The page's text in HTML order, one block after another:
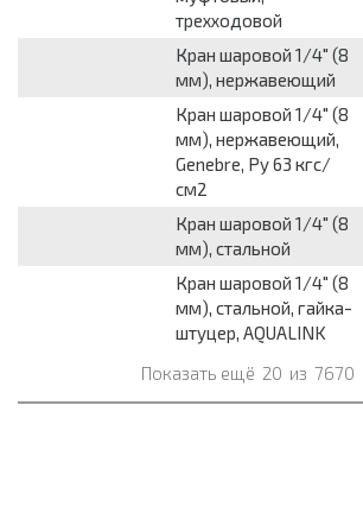
трехходовой
Кран шаровой 1/4" (8
мм), нержавеющий
Кран шаровой 1/4" (8
мм), нержавеющий,
Genebre, Py 63 кгс/
см2
Кран шаровой 1/4" (8
мм), стальной
Кран шаровой 1/4" (8
мм), стальной, гайка-
штуцер, AQUALINK
Показать ещё 20 из 7670